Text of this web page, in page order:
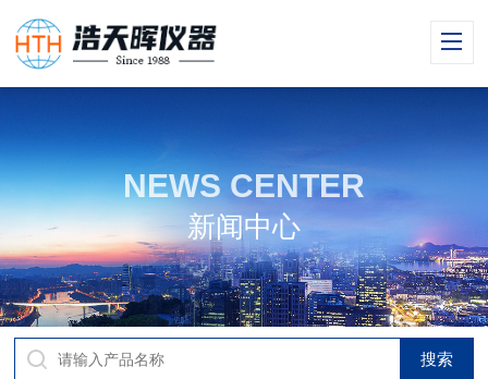
NEWS CENTER
新闻中心